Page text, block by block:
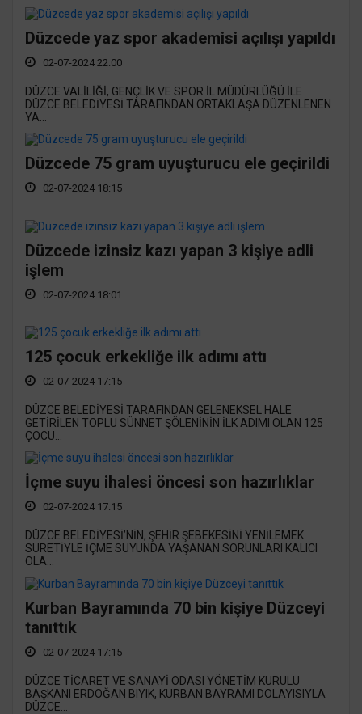
Düzcede yaz spor akademisi açılışı yapıldı
02-07-2024 22:00
DÜZCE VALİLİĞİ, GENÇLİK VE SPOR İL MÜDÜRLÜĞÜ İLE
DÜZCE BELEDİYESİ TARAFINDAN ORTAKLAŞA DÜZENLENEN
YA...
Düzcede 75 gram uyuşturucu ele geçirildi
02-07-2024 18:15
Düzcede izinsiz kazı yapan 3 kişiye adli
işlem
02-07-2024 18:01
125 çocuk erkekliğe ilk adımı attı
02-07-2024 17:15
DÜZCE BELEDİYESİ TARAFINDAN GELENEKSEL HALE
GETİRİLEN TOPLU SÜNNET ŞÖLENİNİN İLK ADIMI OLAN 125
ÇOCU...
İçme suyu ihalesi öncesi son hazırlıklar
02-07-2024 17:15
DÜZCE BELEDİYESİ’NİN, ŞEHİR ŞEBEKESİNİ YENİLEMEK
SURETİYLE İÇME SUYUNDA YAŞANAN SORUNLARI KALICI
OLA...
Kurban Bayramında 70 bin kişiye Düzceyi
tanıttık
02-07-2024 17:15
DÜZCE TİCARET VE SANAYİ ODASI YÖNETİM KURULU
BAŞKANI ERDOĞAN BIYIK, KURBAN BAYRAMI DOLAYISIYLA
DÜZCE...